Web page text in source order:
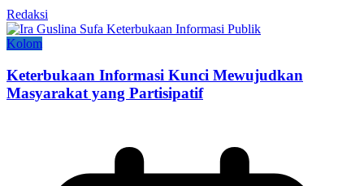
Redaksi
Kolom
Keterbukaan Informasi Kunci Mewujudkan
Masyarakat yang Partisipatif